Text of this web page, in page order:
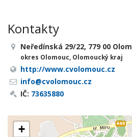
Kontakty
Neředínská 29/22, 779 00
okres Olomouc, Olomoucký kraj
http://www.cvolomouc.cz
info@cvolomouc.cz
IČ: 73635880
+